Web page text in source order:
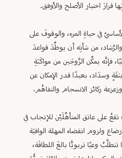
قرارَ اختيار الأصلح والأوفق.
في حياةِ المرء، والوقوفَ على
من شأنِه أن يوطِّدَ قواعدَ
فإنَّه يمكِّن الزَّوجَين من مواكَبَةِ
وسدَاد، بعيدًا قدر الإمكان عن
ركائز الانسجام والتفاهُم.
على عاتق المتأهِّلَيْن للإنجاب في
ولزوم انقضاء المهلة الوافيَة
تتطلَّبُ وعيًا تربويًّا بالغَ اللطافَة،